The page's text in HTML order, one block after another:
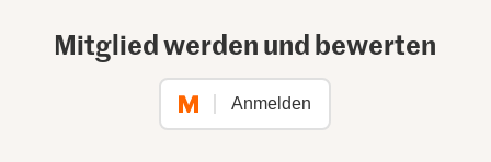
Mitglied werden und bewerten
Anmelden